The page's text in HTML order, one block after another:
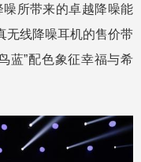
所带来的卓越降噪能
无线降噪耳机的售价带
蓝”配色象征幸福与希